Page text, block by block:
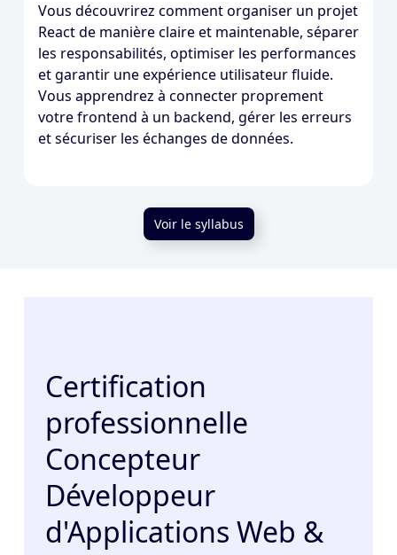
Vous découvrirez comment organiser un projet
React de manière claire et maintenable, séparer
les responsabilités, optimiser les performances
et garantir une expérience utilisateur fluide.
Vous apprendrez à connecter proprement
votre frontend à un backend, gérer les erreurs
et sécuriser les échanges de données.
Voir le syllabus
Certification
professionnelle
Concepteur
Développeur
d'Applications Web &